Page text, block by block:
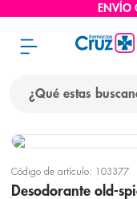
ENVÍO
Código de artículo: 103377
Desodorante old-
términos más
protector solar